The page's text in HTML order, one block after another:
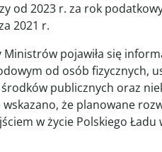
od 2023 r. za rok
2021 r.
pojawiła się
od osób fizycznych,
publicznych oraz
że planowane
w życie Polskiego Ładu